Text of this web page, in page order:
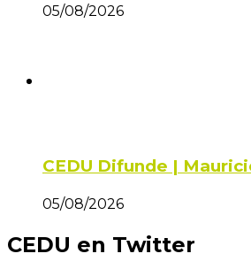
05/08/2026
CEDU Difunde |
05/08/2026
CEDU en Twitter